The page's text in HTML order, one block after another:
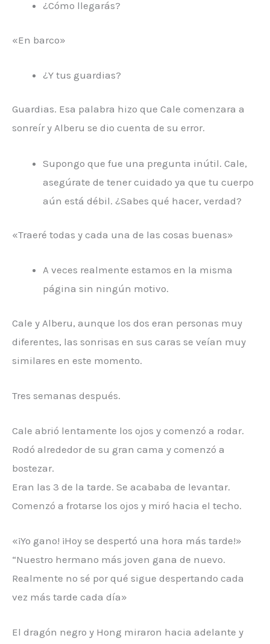
¿Cómo llegarás?
«En barco»
¿Y tus guardias?
Guardias. Esa palabra hizo que Cale comenzara a
sonreír y Alberu se dio cuenta de su error.
Supongo que fue una pregunta inútil. Cale,
asegúrate de tener cuidado ya que tu cuerpo
aún está débil. ¿Sabes qué hacer, verdad?
«Traeré todas y cada una de las cosas buenas»
A veces realmente estamos en la misma
página sin ningún motivo.
Cale y Alberu, aunque los dos eran personas muy
diferentes, las sonrisas en sus caras se veían muy
similares en este momento.
Tres semanas después.
Cale abrió lentamente los ojos y comenzó a rodar.
Rodó alrededor de su gran cama y comenzó a
bostezar.
Eran las 3 de la tarde. Se acababa de levantar.
Comenzó a frotarse los ojos y miró hacia el techo.
«¡Yo gano! ¡Hoy se despertó una hora más tarde!»
“Nuestro hermano más joven gana de nuevo.
Realmente no sé por qué sigue despertando cada
vez más tarde cada día»
El dragón negro y Hong miraron hacia adelante y